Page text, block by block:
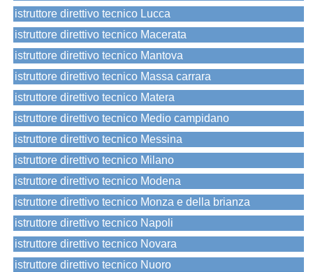
istruttore direttivo tecnico Lucca
istruttore direttivo tecnico Macerata
istruttore direttivo tecnico Mantova
istruttore direttivo tecnico Massa carrara
istruttore direttivo tecnico Matera
istruttore direttivo tecnico Medio campidano
istruttore direttivo tecnico Messina
istruttore direttivo tecnico Milano
istruttore direttivo tecnico Modena
istruttore direttivo tecnico Monza e della brianza
istruttore direttivo tecnico Napoli
istruttore direttivo tecnico Novara
istruttore direttivo tecnico Nuoro